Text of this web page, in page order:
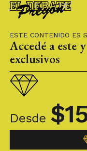
ESTE CONTENIDO ES
Accedé a este
exclusivos
Desde $